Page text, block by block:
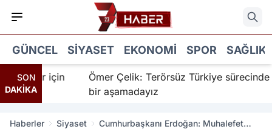
GÜNCEL SIYASET EKONOMI SPOR SAĞLIK
SON
DAKİKA
için
Ömer Çelik: Terörsüz Türkiye sürecinde
bir aşamadayız
Haberler Siyaset
Cumhurbaşkanı Erdoğan: Muhalefet